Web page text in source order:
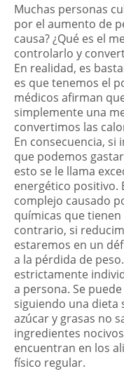
Muchas personas
por el aumento de
causa? ¿Qué es el
controlarlo y
En realidad, es
es que tenemos el
médicos afirman
simplemente una
convertimos las
En consecuencia, si
que podemos
esto se le llama
energético positivo.
complejo causado
químicas que
contrario, si
estaremos en un
a la pérdida de
estrictamente
a persona. Se
siguiendo una dieta
azúcar y grasas no
ingredientes
encuentran en los
físico regular.